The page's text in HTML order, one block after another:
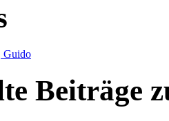
Guido
Beiträge